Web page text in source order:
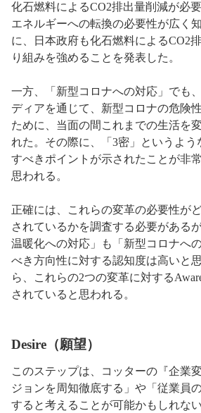
化石燃料によるCO2排出量削減が必
エネルギーへの転換の必要性が広く
に、日本政府も化石燃料によるCO2
り組みを強めることを発表した。
一方、「新型コロナへの対応」でも
ディアを通じて、新型コロナの危険
ために、当面の間これまでの生活を
れた。その際に、「3密」というよ
すべきポイントが示されたことが非
思われる。
正確には、これらの変革の必要性が
されているかを調査する必要がある
温暖化への対応」も「新型コロナへ
べき方向性に対する認知度は高いと
ら、これらの2つの変革に対する
されていると思われる。
Desire（願望）
このステップは、コッターの『企業
ジョンを周知徹底する」や「従業員
すると考えることが可能かもしれな